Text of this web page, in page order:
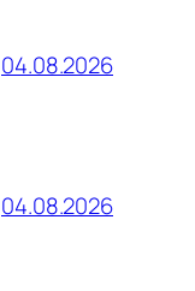
04.08.2026
04.08.2026